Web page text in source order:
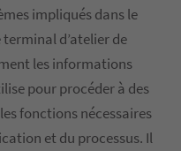
impliqués dans le
d’atelier de
les informations
pour procéder à des
fonctions nécessaires
et du processus. Il